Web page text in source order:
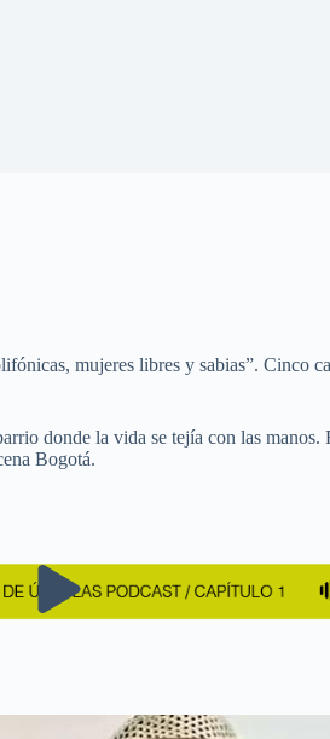
mujeres libres y sabias”. Cinco
donde la vida se tejía con las
Bogotá.